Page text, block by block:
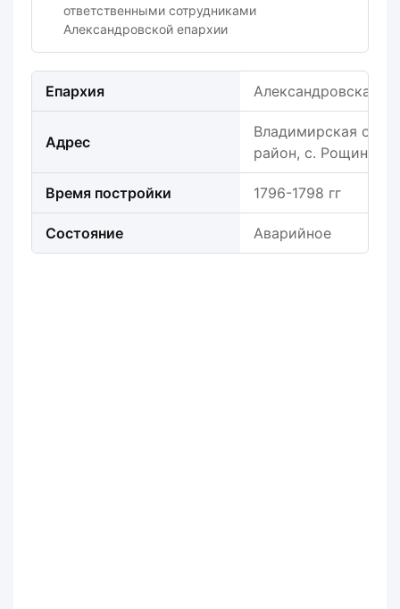
ответственными сотрудниками
Александровской епархии
Епархия Александровская
Адрес
Владимирская
район, с. Рощино
Время постройки 1796-1798 гг
Состояние Аварийное